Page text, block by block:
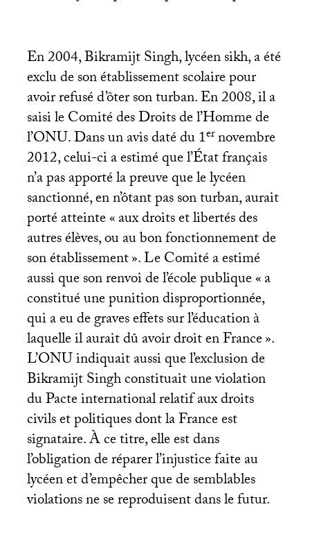
En 2004, Bikramijt Singh, lycéen sikh, a été
exclu de son établissement scolaire pour
avoir refusé d’ôter son turban. En 2008, il a
saisi le Comité des Droits de l’Homme de
l’ONU. Dans un avis daté du 1ernovembre
2012, celui-ci a estimé que l’État français
n’a pas apporté la preuve que le lycéen
sanctionné, en n’ôtant pas son turban, aurait
porté atteinte «aux droits et libertés des
autres élèves, ou au bon fonctionnement de
son établissement». Le Comité a estimé
aussi que son renvoi de l’école publique «a
constitué une punition disproportionnée,
qui a eu de graves effets sur l’éducation à
laquelle il aurait dû avoir droit en France».
L’ONUindiquait aussi que l’exclusion de
Bikramijt Singh constituait une violation
du Pacte international relatif aux droits
civils et politiques dont la France est
signataire. À ce titre, elle est dans
l’obligation de réparer l’injustice faite au
lycéen et d’empêcher que de semblables
violations ne se reproduisent dans le futur.